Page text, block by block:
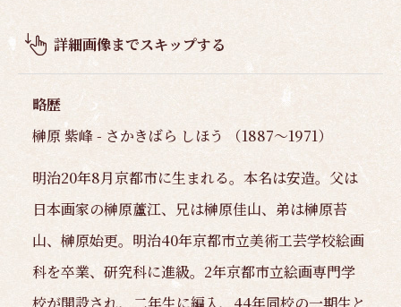
概
要
詳細画像までスキップする
略歴
榊原 紫峰 - さかきばら しほう （1887～1971）
明治20年8月京都市に生まれる。本名は安造。父は
日本画家の榊原蘆江、兄は榊原佳山、弟は榊原苔
山、榊原始更。明治40年京都市立美術工芸学校絵画
科を卒業、研究科に進級。2年京都市立絵画専門学
校が開設され、二年生に編入、44年同校の一期生と